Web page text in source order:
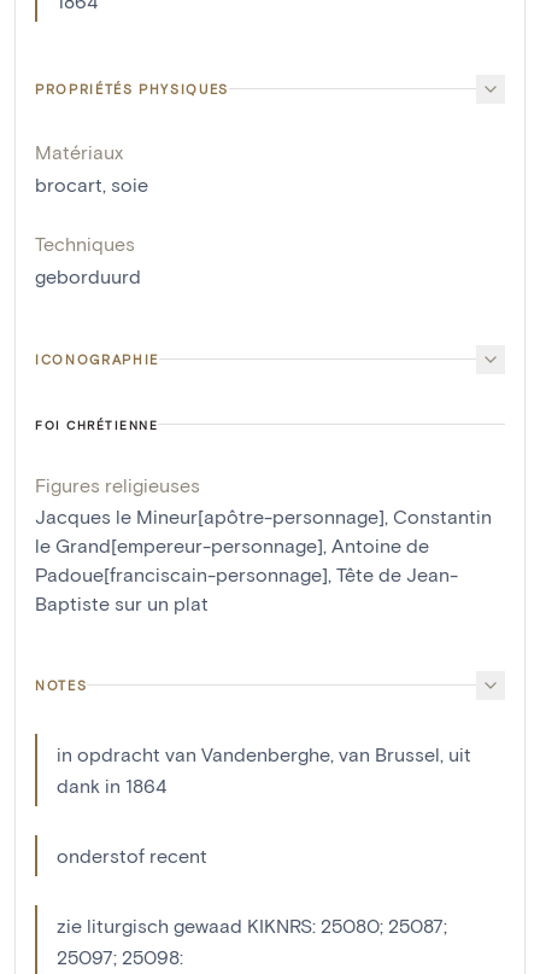
PROPRIÉTÉS PHYSIQUES
Matériaux
brocart, soie
Techniques
geborduurd
ICONOGRAPHIE
FOI CHRÉTIENNE
Figures religieuses
Jacques le Mineur[apôtre-personnage], Constantin
le Grand[empereur-personnage], Antoine de
Padoue[franciscain-personnage], Tête de Jean-
Baptiste sur un plat
NOTES
in opdracht van Vandenberghe, van Brussel, uit
dank in 1864
onderstof recent
zie liturgisch gewaad KIKNRS: 25080; 25087;
25097; 25098: